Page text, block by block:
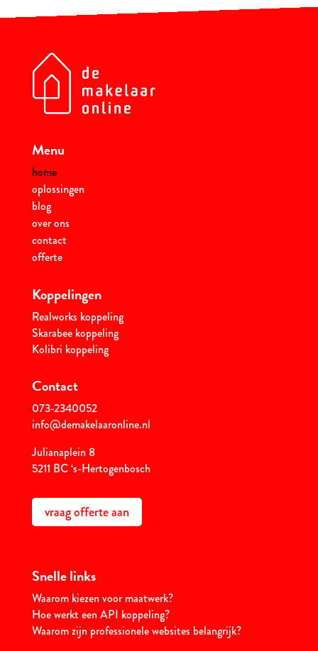
Menu
home
oplossingen
blog
over ons
contact
offerte
Koppelingen
Realworks koppeling
Skarabee koppeling
Kolibri koppeling
Contact
073-2340052
info@demakelaaronline.nl
Julianaplein 8
5211 BC ‘s-Hertogenbosch
vraag offerte aan
Snelle links
Waarom kiezen voor maatwerk?
Hoe werkt een API koppeling?
Waarom zijn professionele websites belangrijk?